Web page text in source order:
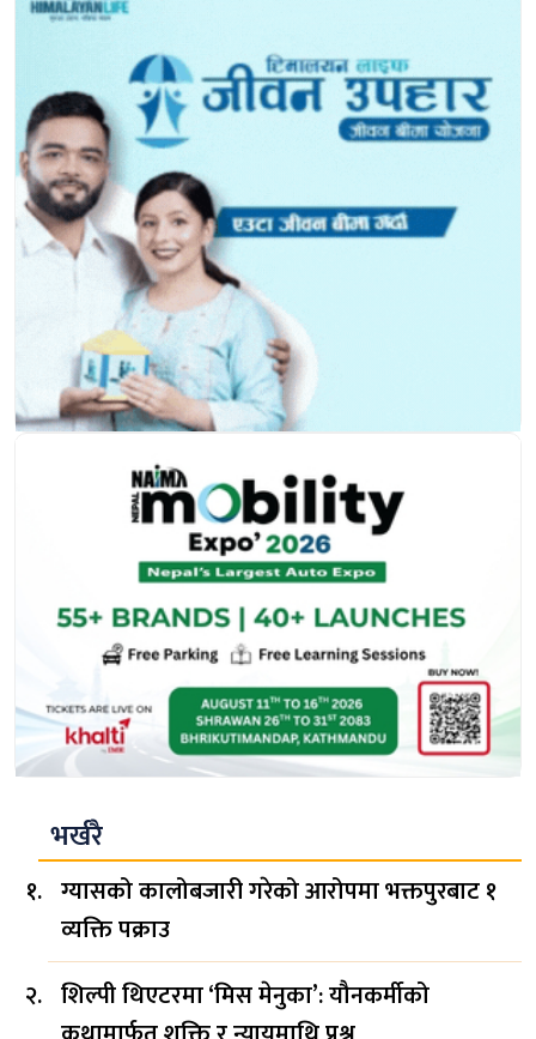
भर्खरै
ग्यासको कालोबजारी गरेको आरोपमा भक्तपुरबाट १
व्यक्ति पक्राउ
शिल्पी थिएटरमा ‘मिस मेनुका’: यौनकर्मीको